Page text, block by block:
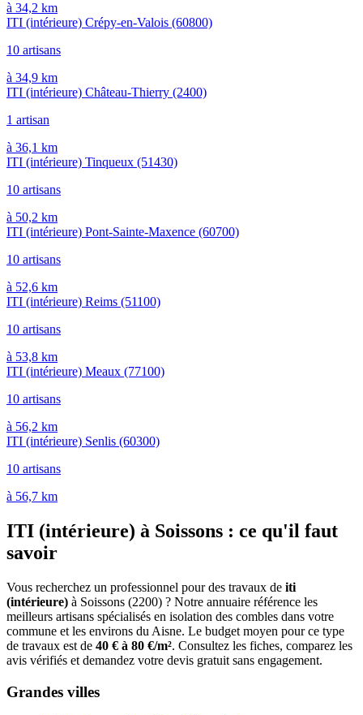
à 34,2 km
ITI (intérieure) Crépy-en-Valois (60800)
10 artisans
à 34,9 km
ITI (intérieure) Château-Thierry (2400)
1 artisan
à 36,1 km
ITI (intérieure) Tinqueux (51430)
10 artisans
à 50,2 km
ITI (intérieure) Pont-Sainte-Maxence (60700)
10 artisans
à 52,6 km
ITI (intérieure) Reims (51100)
10 artisans
à 53,8 km
ITI (intérieure) Meaux (77100)
10 artisans
à 56,2 km
ITI (intérieure) Senlis (60300)
10 artisans
à 56,7 km
ITI (intérieure) à Soissons : ce qu'il faut
savoir
Vous recherchez un professionnel pour des travaux de iti
(intérieure) à Soissons (2200) ? Notre annuaire référence les
meilleurs artisans spécialisés en isolation des combles dans votre
commune et les environs du Aisne. Le budget moyen pour ce type
de travaux est de 40 € à 80 €/m². Consultez les fiches, comparez les
avis vérifiés et demandez votre devis gratuit sans engagement.
Grandes villes